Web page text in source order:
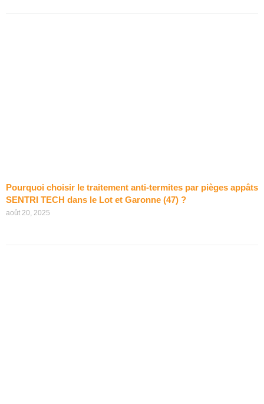
Pourquoi choisir le traitement anti-termites par pièges appâts
SENTRI TECH dans le Lot et Garonne (47) ?
août 20, 2025